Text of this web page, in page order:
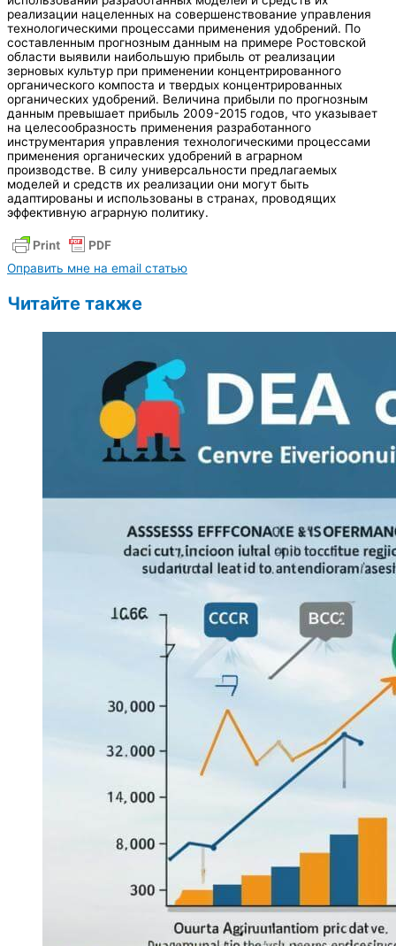
реализации нацеленных на совершенствование управления
технологическими процессами применения удобрений. По
составленным прогнозным данным на примере Ростовской
области выявили наибольшую прибыль от реализации
зерновых культур при применении концентрированного
органического компоста и твердых концентрированных
органических удобрений. Величина прибыли по прогнозным
данным превышает прибыль 2009-2015 годов, что указывает
на целесообразность применения разработанного
инструментария управления технологическими процессами
применения органических удобрений в аграрном
производстве. В силу универсальности предлагаемых
моделей и средств их реализации они могут быть
адаптированы и использованы в странах, проводящих
эффективную аграрную политику.
Оправить мне на email статью
Читайте также